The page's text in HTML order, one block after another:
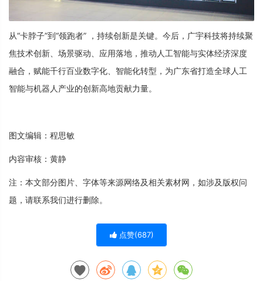
从“卡脖子”到“领跑者” ，持续创新是关键。今后，广宇科技将持续聚
焦技术创新、场景驱动、应用落地，推动人工智能与实体经济深度
融合，赋能千行百业数字化、智能化转型，为广东省打造全球人工
智能与机器人产业的创新高地贡献力量。
图文编辑：程思敏
内容审核：黄静
注：本文部分图片、字体等来源网络及相关素材网，如涉及版权问
题，请联系我们进行删除。
点赞(687)